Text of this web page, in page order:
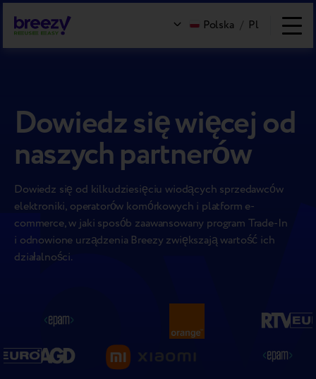
Polska / Pl
Dowiedz się więcej od
naszych partnerów
Dowiedz się od kilkudziesięciu wiodących sprzedawców
elektroniki, operatorów komórkowych i platform e-
commerce, w jaki sposób zaawansowany program Trade-In
i odnowione urządzenia Breezy zwiększają wartość ich
działalności.